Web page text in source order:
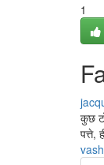
1
कुछ
पत्ते,